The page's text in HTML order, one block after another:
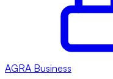
AGRA Business